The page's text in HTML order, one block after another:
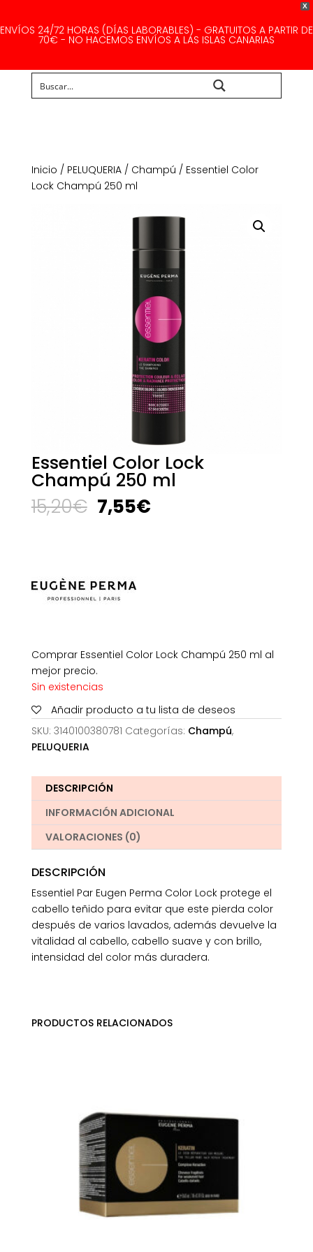
X
ENVÍOS 24/72 HORAS (DÍAS LABORABLES) - GRATUITOS A PARTIR DE
70€ - NO HACEMOS ENVÍOS A LAS ISLAS CANARIAS
Inicio / PELUQUERIA/ Champú / Essentiel Color
Lock Champú 250 ml
Essentiel Color Lock
Champú 250 ml
15,20€ El
precio
7,55€El
Comprar Essentiel Color Lock Champú 250 ml al
mejor precio.
Sin existencias
Añadir producto a tu lista de deseos
SKU: 3140100380781 Categorías: Champú,
PELUQUERIA
DESCRIPCIÓN
INFORMACIÓN ADICIONAL
VALORACIONES (0)
DESCRIPCIÓN
Essentiel Par Eugen Perma Color Lock protege el
cabello teñido para evitar que este pierda color
después de varios lavados, además devuelve la
vitalidad al cabello, cabello suave y con brillo,
intensidad del color más duradera.
PRODUCTOS RELACIONADOS